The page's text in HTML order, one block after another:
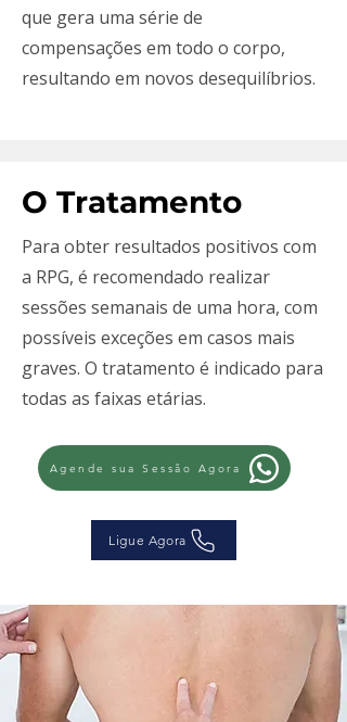
que gera uma série de
compensações em todo o corpo,
resultando em novos desequilíbrios.
O Tratamento
Para obter resultados positivos com
a RPG, é recomendado realizar
sessões semanais de uma hora, com
possíveis exceções em casos mais
graves. O tratamento é indicado para
todas as faixas etárias.
Agende sua Sessão Agora
Ligue Agora